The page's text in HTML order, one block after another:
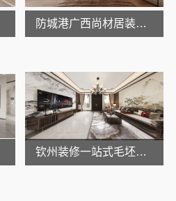
防城港广西尚材居装修口碑如何？
钦州装修一站式毛坯房尚材居